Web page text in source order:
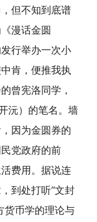
但不知到底谱
漫话金圆
行举办一次小
肯，便推我执
曾宪洛同学，
沅）的笔名。墙
因为金圆券的
党政府的前
费用。据说连
到处打听“文封
货币学的理论与